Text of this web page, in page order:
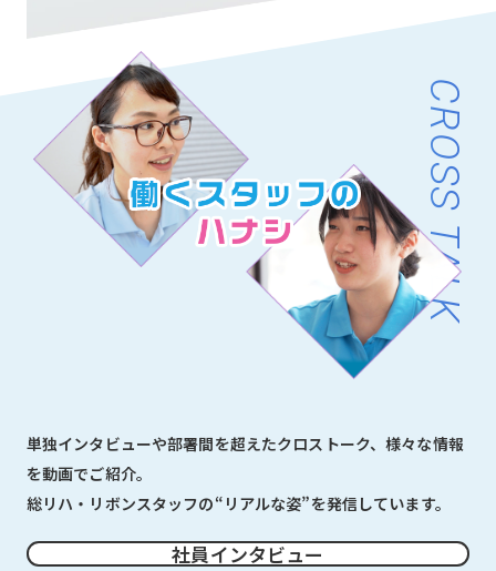
CROSS TALK
単独インタビューや部署間を超えたクロストーク、様々な情報
を動画でご紹介。
総リハ・リボンスタッフの“リアルな姿”を発信しています。
社員インタビュー